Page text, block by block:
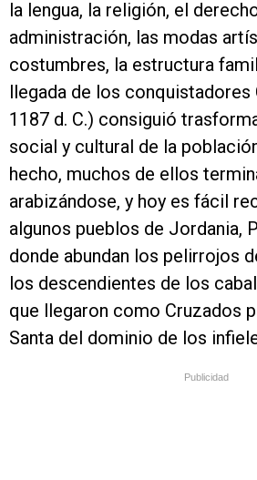
la lengua, la religión, el
administración, las modas
costumbres, la estructura
llegada de los conquistadores
1187 d. C.) consiguió
social y cultural de la
hecho, muchos de ellos
arabizándose, y hoy es fácil
algunos pueblos de Jordania,
donde abundan los pelirrojos
los descendientes de los
que llegaron como Cruzados
Santa del dominio de los
Publicidad